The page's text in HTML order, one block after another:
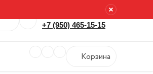
Березники, Ленина, 40
+7 (950) 465-15-15
Корзина